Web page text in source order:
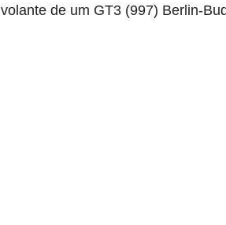
de um GT3 (997) Berlin-